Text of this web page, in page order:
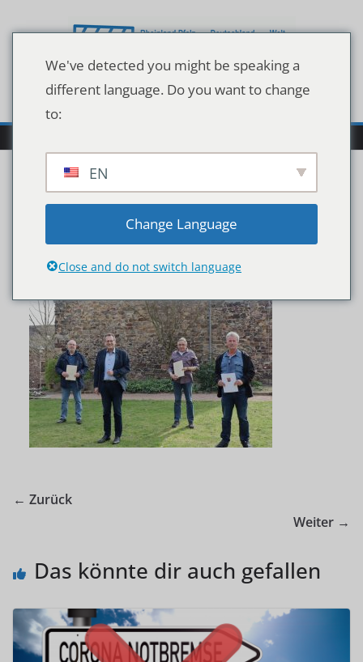
Inhalt
210401_Dienstjubläen
← Zurück
Weiter →
Das könnte dir auch gefallen
We've detected you might be speaking a
different language. Do you want to change
to:
EN
Change Language
Close and do not switch language